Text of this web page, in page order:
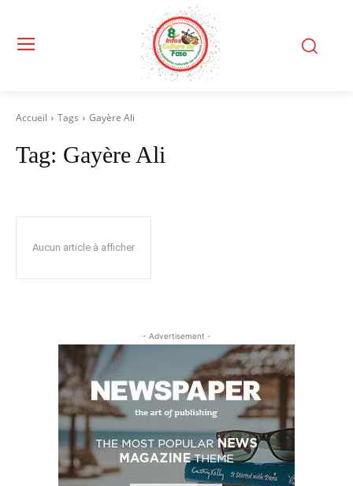
Accueil Tags Gayère Ali
Tag: Gayère Ali
Aucun article à afficher
- Advertisement -